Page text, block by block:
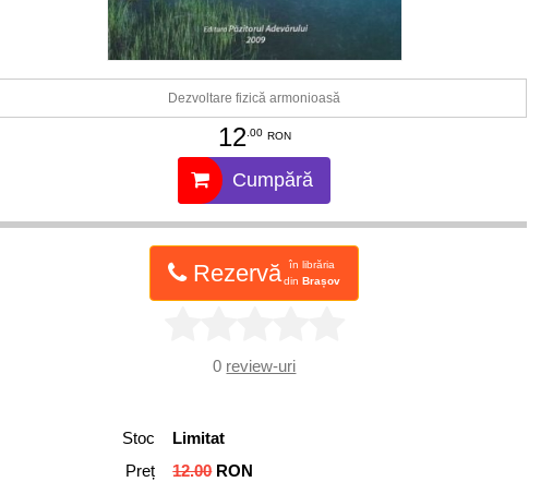
Dezvoltare fizică armonioasă
12 .00 RON
Cumpără
Rezervă
în librăria
dinBrașov
0 review-uri
Stoc
Limitat
Preț
12.00RON